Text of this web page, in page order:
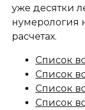
уже десятки
нумерология
расчетах.
Список
Список
Список
Список